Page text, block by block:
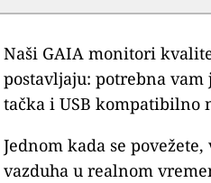
Naši GAIA monitori
postavljaju: potrebna
tačka i USB kompatibilno
Jednom kada se
vazduha u realnom